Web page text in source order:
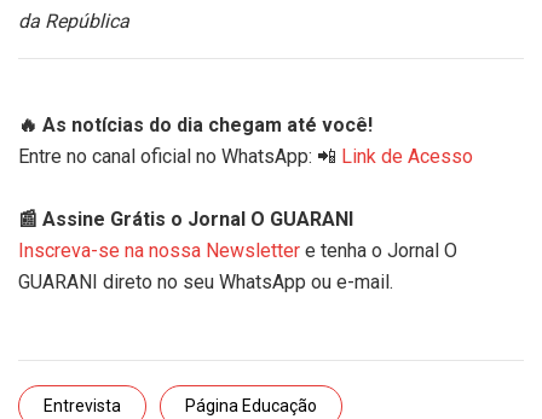
da República
🔥 As notícias do dia chegam até você!
Entre no canal oficial no WhatsApp: 📲 Link de Acesso
📰 Assine Grátis o Jornal O GUARANI
Inscreva-se na nossa Newsletter e tenha o Jornal O
GUARANI direto no seu WhatsApp ou e-mail.
Entrevista Página Educação